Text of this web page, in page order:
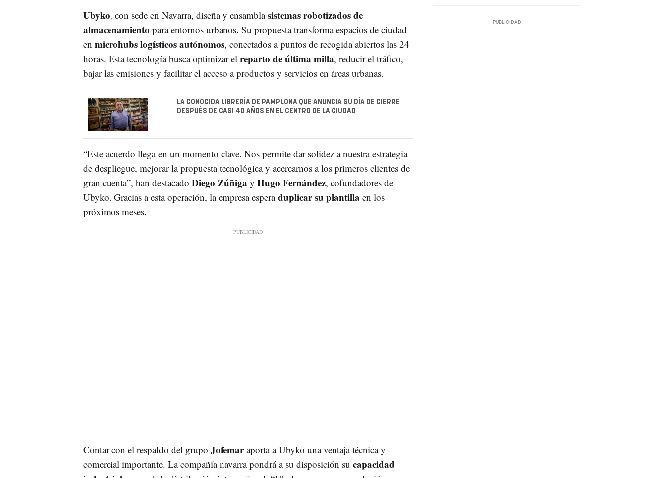
Ubyko, con sede en Navarra, diseña y ensamblasistemas robotizados de
almacenamiento para entornos urbanos. Su propuesta transforma espacios de ciudad
en microhubs logísticos autónomos, conectados a puntos de recogida abiertos las 24
horas. Esta tecnología busca optimizar el reparto de última milla, reducir el tráfico,
bajar las emisiones y facilitar el acceso a productos y servicios en áreas urbanas.
LA CONOCIDA LIBRERÍA DE PAMPLONA QUE ANUNCIA SU DÍA DE CIERRE
DESPUÉS DE CASI 40 AÑOS EN EL CENTRO DE LA CIUDAD
“Este acuerdo llega en un momento clave. Nos permite dar solidez a nuestra estrategia
de despliegue, mejorar la propuesta tecnológica y acercarnos a los primeros clientes de
gran cuenta”, han destacado Diego Zúñiga y Hugo Fernández, cofundadores de
Ubyko. Gracias a esta operación, la empresa esperaduplicar su plantilla en los
próximos meses.
Contar con el respaldo del grupo Jofemaraporta a Ubyko una ventaja técnica y
comercial importante. La compañía navarra pondrá a su disposición su capacidad